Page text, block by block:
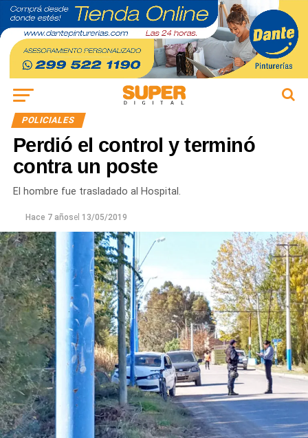
POLICIALES
Perdió el control y terminó
contra un poste
El hombre fue trasladado al Hospital.
Hace 7 añosel 13/05/2019